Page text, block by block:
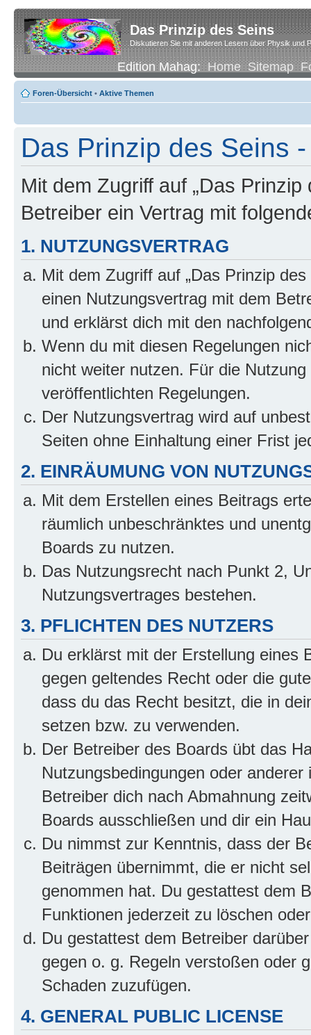
Das Prinzip des Seins
Diskutieren Sie mit anderen Lesern über Physik und
Edition Mahag:Home Sitemap
Foren-Übersicht • Aktive Themen
Das Prinzip des Seins
Mit dem Zugriff auf „Das
Betreiber ein Vertrag mit
1. NUTZUNGSVERTRAG
Mit dem Zugriff auf „Das Prinzip
einen Nutzungsvertrag mit dem
und erklärst dich mit den
Wenn du mit diesen Regelungen
nicht weiter nutzen. Für die
veröffentlichten Regelungen.
Der Nutzungsvertrag wird auf
Seiten ohne Einhaltung einer Frist
2. EINRÄUMUNG VON
Mit dem Erstellen eines Beitrags
räumlich unbeschränktes und
Boards zu nutzen.
Das Nutzungsrecht nach Punkt 2,
Nutzungsvertrages bestehen.
3. PFLICHTEN DES NUTZERS
Du erklärst mit der Erstellung eines
gegen geltendes Recht oder die
dass du das Recht besitzt, die in
setzen bzw. zu verwenden.
Der Betreiber des Boards übt das
Nutzungsbedingungen oder
Betreiber dich nach Abmahnung
Boards ausschließen und dir ein
Du nimmst zur Kenntnis, dass der
Beiträgen übernimmt, die er nicht
genommen hat. Du gestattest dem
Funktionen jederzeit zu löschen
Du gestattest dem Betreiber
gegen o. g. Regeln verstoßen oder
Schaden zuzufügen.
4. GENERAL PUBLIC LICENSE